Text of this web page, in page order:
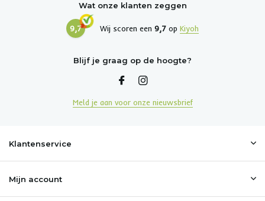
Wat onze klanten zeggen
9,7 Wij scoren een 9,7 op Kiyoh
Blijf je graag op de hoogte?
Meld je aan voor onze nieuwsbrief
Klantenservice
Mijn account